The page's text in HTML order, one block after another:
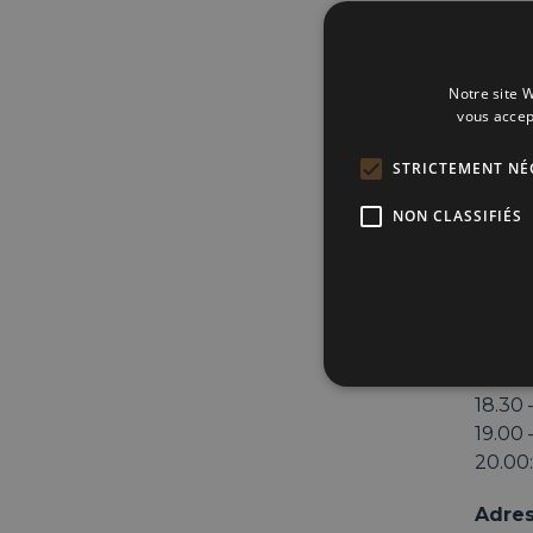
du
plus
via
18.30
19.00
Notre site
vous
STRICTEMENT
NON CLASSIFIÉS